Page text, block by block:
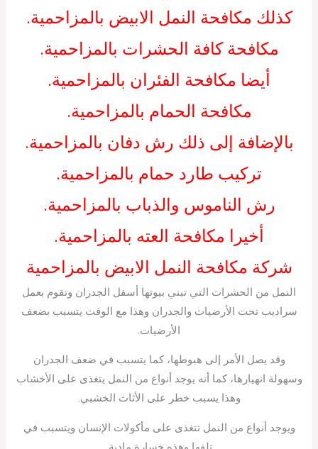
كذلك مكافحة النمل الابيض بالمزاحمية.
مكافحة كافة الحشرات بالمزاحمية.
أيضا مكافحة الفئران بالمزاحمية.
مكافحة الحمام بالمزاحمية.
بالإضافة إلى ذلك رش دفان بالمزاحمية.
تركيب طارد حمام بالمزاحمية.
رش الناموس والذباب بالمزاحمية.
أخيرا مكافحة العته بالمزاحمية.
شركة مكافحة النمل الابيض بالمزاحمية
النمل من الحشرات التي تبني بيوتها أسفل الجدران وتقوم بعمل
سراديب تحت الأرضيات والجدران وهذا مع الوقت يتسبب بضعف
الأرضيات.
وقد يصل الأمر إلى هبوطها، كما يتسبب في ضعف الجدران
وسهولة انهيارها، كما أنه يوجد أنواع من النمل يتغذى على الأخشاب
وهذا يسبب خطر على الأثاث الخشبي.
ويوجد أنواع من النمل تتغذى على مأكولات الإنسان ويتسبب في